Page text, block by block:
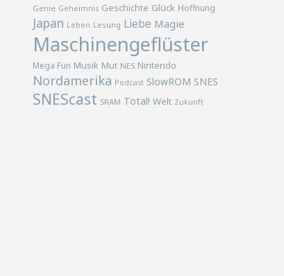
Genie Geheimnis Geschichte Glück Hoffnung
Japan Leben Lesung Liebe Magie
Maschinengeflüster
Mega Fun Musik Mut NES Nintendo
Nordamerika Podcast SlowROM SNES
SNEScast SRAM Total! Welt Zukunft